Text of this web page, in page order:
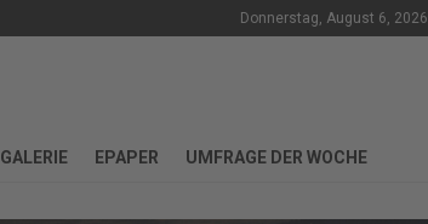
Donnerstag, August 6, 2026
GALERIE EPAPER UMFRAGE DER WOCHE